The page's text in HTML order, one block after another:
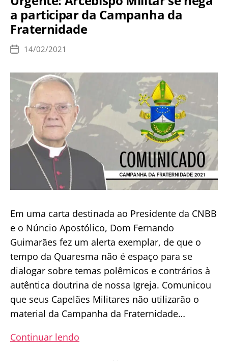
e
estabelece
recuperar
o
povo
no
tempo
Pandemia
a participar da Campanha da
Fraternidade
Data
publicação
14/02/2021
Em uma carta destinada ao Presidente da CNBB
e o Núncio Apostólico, Dom Fernando
Guimarães fez um alerta exemplar, de que o
tempo da Quaresma não é espaço para se
dialogar sobre temas polêmicos e contrários à
autêntica doutrina de nossa Igreja. Comunicou
que seus Capelães Militares não utilizarão o
material da Campanha da Fraternidade…
Continuar lendo